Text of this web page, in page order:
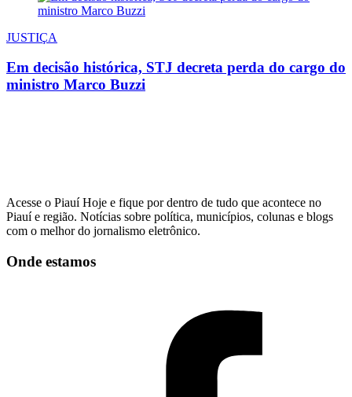
JUSTIÇA
Em decisão histórica, STJ decreta perda do cargo do
ministro Marco Buzzi
Acesse o Piauí Hoje e fique por dentro de tudo que acontece no
Piauí e região. Notícias sobre política, municípios, colunas e blogs
com o melhor do jornalismo eletrônico.
Onde estamos